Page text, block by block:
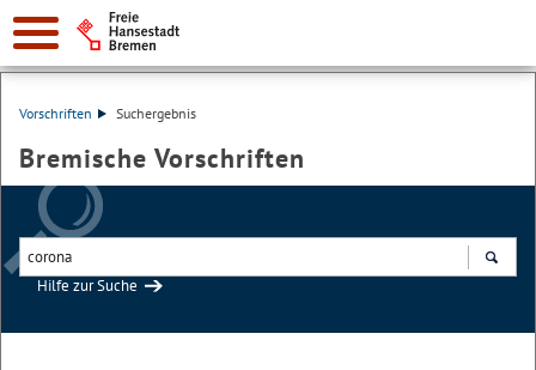
Vorschriften Suchergebnis
Bremische Vorschriften
Hilfe zur Suche